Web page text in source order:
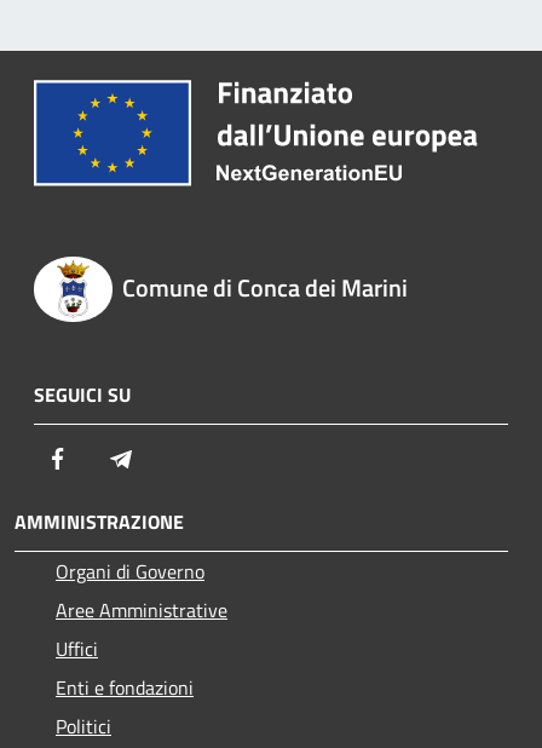
Comune di Conca dei Marini
SEGUICI SU
Facebook
AMMINISTRAZIONE
Organi di Governo
Aree Amministrative
Uffici
Enti e fondazioni
Politici